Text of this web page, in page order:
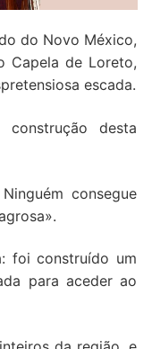
do Novo México,
Capela de Loreto,
escada.
desta
consegue
foi construído um
para aceder ao